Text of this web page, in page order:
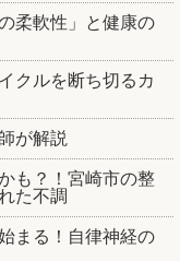
柔軟性」と健康の
クルを断ち切るカ
が解説
も？！宮崎市の整
た不調
まる！自律神経の